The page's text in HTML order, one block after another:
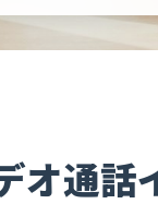
オ通